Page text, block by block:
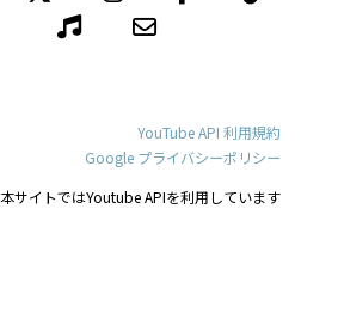
YouTube API 利用規約
Google プライバシーポリシー
本サイトではYoutube APIを利用しています